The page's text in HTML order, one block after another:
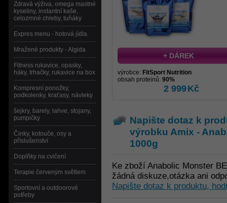
+ DÁREK
výrobce: FitSport Nutrition
obsah proteinů: 90%
2 999Kč
Napište dotaz k
výrobku Amix -
1000g
Ke zboží Anabolic Monster
žádná diskuze,otázka ani
Napište dotaz k produktu,
Zdravá výživa, omega mastné
kyseliny, instantní kaše,
celozrnné chleby, tuňáky
Expres menu - hotová jídla
Mražené produkty - Algida
Fitness rukavice, opasky,
háky, trhačky, rukavice na box
Kompresní ponožky,
podkolenky, kraťasy, návleky
šejkry, barely, lahve, stojany,
pumpičky
Činky, kotouče, osy a
příslušenství
Doplňky na cvičení
Terapie červeným světlem
Sportovní a outdoorové
potřeby